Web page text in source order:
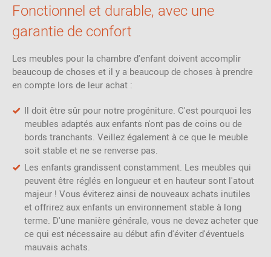
Fonctionnel et durable, avec une
garantie de confort
Les meubles pour la chambre d'enfant doivent accomplir
beaucoup de choses et il y a beaucoup de choses à prendre
en compte lors de leur achat :
Il doit être sûr pour notre progéniture. C'est pourquoi les
meubles adaptés aux enfants n'ont pas de coins ou de
bords tranchants. Veillez également à ce que le meuble
soit stable et ne se renverse pas.
Les enfants grandissent constamment. Les meubles qui
peuvent être réglés en longueur et en hauteur sont l'atout
majeur ! Vous éviterez ainsi de nouveaux achats inutiles
et offrirez aux enfants un environnement stable à long
terme. D'une manière générale, vous ne devez acheter que
ce qui est nécessaire au début afin d'éviter d'éventuels
mauvais achats.